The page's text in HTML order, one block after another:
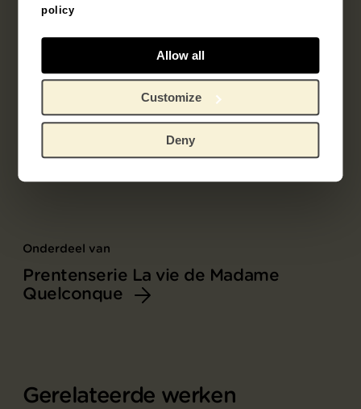
policy
Allow all
Customize
Deny
Onderdeel van
Prentenserie La vie de Madame
Quelconque
Gerelateerde werken